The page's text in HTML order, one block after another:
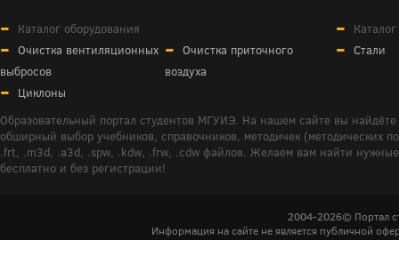
Каталог оборудования
Очистка вентиляционных
выбросов
Очистка приточного
воздуха
Циклоны
Стали
Образовательный портал студентов МГУИЭ. На нашем сайте вы
обширный выбор учебников, справочников, методичек (методических
.frt, .m3d, .a3d, .spw, .kdw, .frw, .cdw файлов. Желаем вам найти
бесплатно и без регистрации!
2004-2026© Портал
Информация на сайте не является публичной